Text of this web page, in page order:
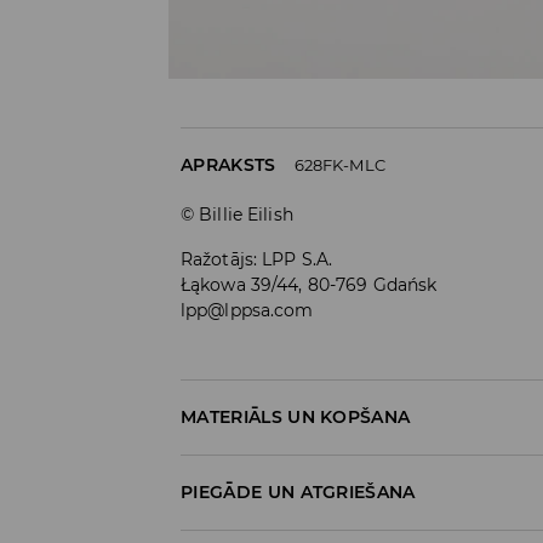
APRAKSTS 628FK-MLC
© Billie Eilish
Ražotājs: LPP S.A.
Łąkowa 39/44, 80-769 Gdańsk
lpp@lppsa.com
MATERIĀLS UN KOPŠANA
PIRMAIS PUNKTS: 97% KOKVILNA, 3%
NEBALINĀT
PIEGĀDE UN ATGRIEŠANA